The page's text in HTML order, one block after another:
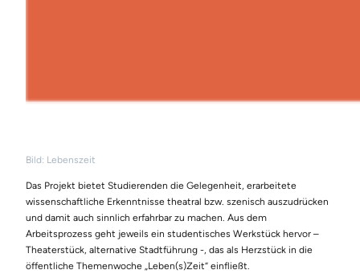
Bild: Lebenszeit
Das Projekt bietet Studierenden die Gelegenheit, erarbeitete
wissenschaftliche Erkenntnisse theatral bzw. szenisch auszudrücken
und damit auch sinnlich erfahrbar zu machen. Aus dem
Arbeitsprozess geht jeweils ein studentisches Werkstück hervor –
Theaterstück, alternative Stadtführung -, das als Herzstück in die
öffentliche Themenwoche „Leben(s)Zeit“ einfließt.